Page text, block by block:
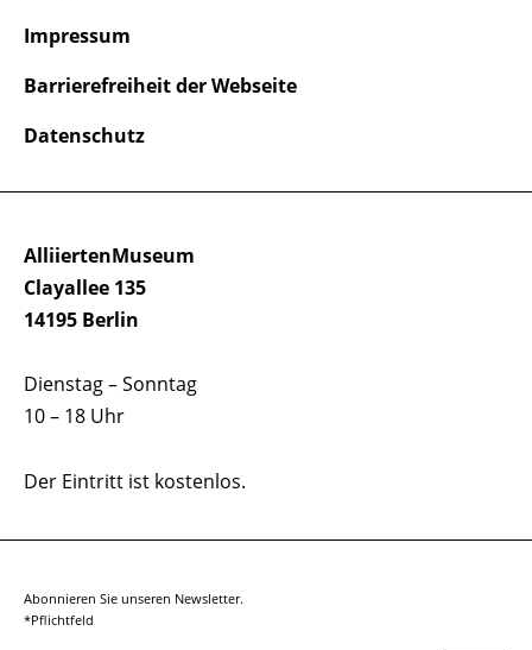
AlliiertenMuseum
Clayallee 135
14195 Berlin
Dienstag – Sonntag
10 – 18 Uhr
Der Eintritt ist kostenlos.
Impressum
Barrierefreiheit der Webseite
Datenschutz
Abonnieren Sie unseren Newsletter.
*Pflichtfeld